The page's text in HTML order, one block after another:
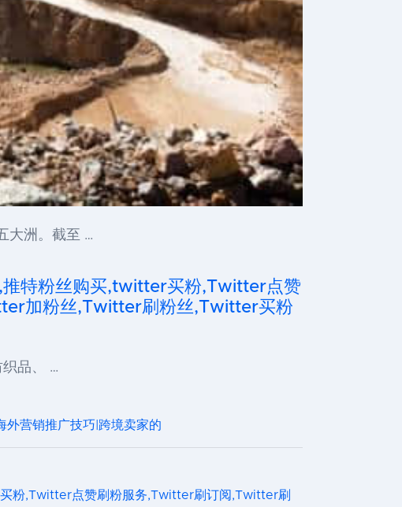
大洲。截至 …
推特粉丝购买,twitter买粉,Twitter点赞
加粉丝,Twitter刷粉丝,Twitter买粉
品、 …
外营销推广技巧|跨境卖家的
粉,Twitter点赞刷粉服务,Twitter刷订阅,Twitter刷